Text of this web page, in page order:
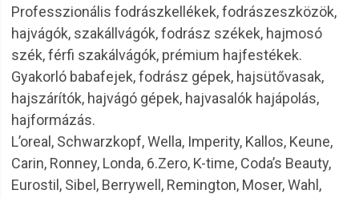
Professzionális fodrászkellékek, fodrászeszközök,
hajvágók, szakállvágók, fodrász székek, hajmosó
szék, férfi szakálvágók, prémium hajfestékek.
Gyakorló babafejek, fodrász gépek, hajsütővasak,
hajszárítók, hajvágó gépek, hajvasalók hajápolás,
hajformázás.
L’oreal, Schwarzkopf, Wella, Imperity, Kallos, Keune,
Carin, Ronney, Londa, 6.Zero, K-time, Coda’s Beauty,
Eurostil, Sibel, Berrywell, Remington, Moser, Wahl,